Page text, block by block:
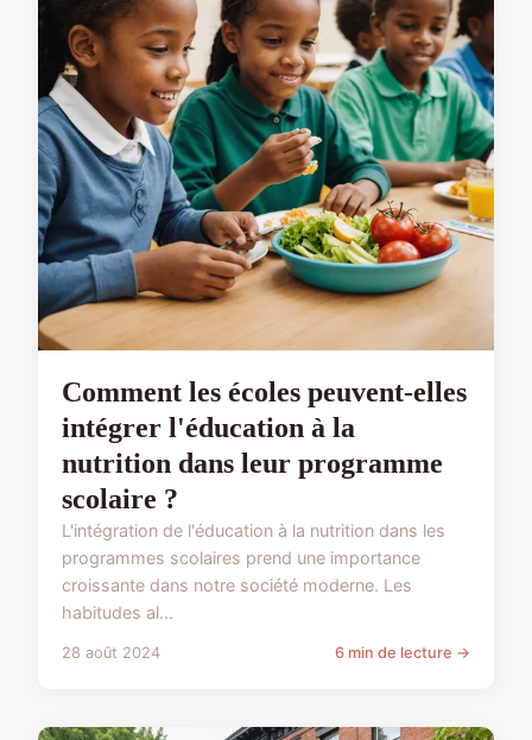
Comment les écoles peuvent-elles
intégrer l'éducation à la
nutrition dans leur programme
scolaire ?
L'intégration de l'éducation à la nutrition dans les
programmes scolaires prend une importance
croissante dans notre société moderne. Les
habitudes al...
28 août 2024 6 min de lecture →